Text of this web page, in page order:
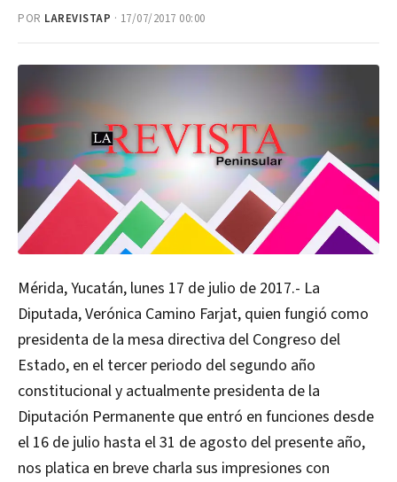
POR LAREVISTAP · 17/07/2017 00:00
Mérida, Yucatán, lunes 17 de julio de 2017.- La
Diputada, Verónica Camino Farjat, quien fungió como
presidenta de la mesa directiva del Congreso del
Estado, en el tercer periodo del segundo año
constitucional y actualmente presidenta de la
Diputación Permanente que entró en funciones desde
el 16 de julio hasta el 31 de agosto del presente año,
nos platica en breve charla sus impresiones con